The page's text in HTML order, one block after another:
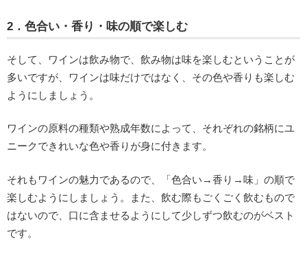
2．色合い・香り・味の順で楽しむ
そして、ワインは飲み物で、飲み物は味を楽しむということが
多いですが、ワインは味だけではなく、その色や香りも楽しむ
ようにしましょう。
ワインの原料の種類や熟成年数によって、それぞれの銘柄にユ
ニークできれいな色や香りが身に付きます。
それもワインの魅力であるので、「色合い→香り→味」の順で
楽しむようにしましょう。また、飲む際もごくごく飲むもので
はないので、口に含ませるようにして少しずつ飲むのがベスト
です。